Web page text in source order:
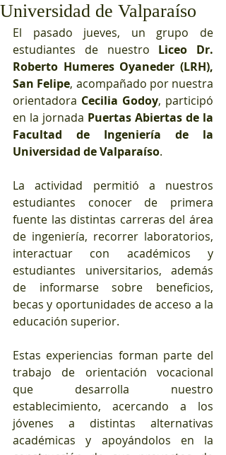
Universidad de Valparaíso
El pasado jueves, un grupo de
estudiantes de nuestro Liceo Dr.
Roberto Humeres Oyaneder (LRH),
San Felipe, acompañado por nuestra
orientadora Cecilia Godoy, participó
en la jornada Puertas Abiertas de la
Facultad de Ingeniería de la
Universidad de Valparaíso.
La actividad permitió a nuestros
estudiantes conocer de primera
fuente las distintas carreras del área
de ingeniería, recorrer laboratorios,
interactuar con académicos y
estudiantes universitarios, además
de informarse sobre beneficios,
becas y oportunidades de acceso a la
educación superior.
Estas experiencias forman parte del
trabajo de orientación vocacional
que desarrolla nuestro
establecimiento, acercando a los
jóvenes a distintas alternativas
académicas y apoyándolos en la